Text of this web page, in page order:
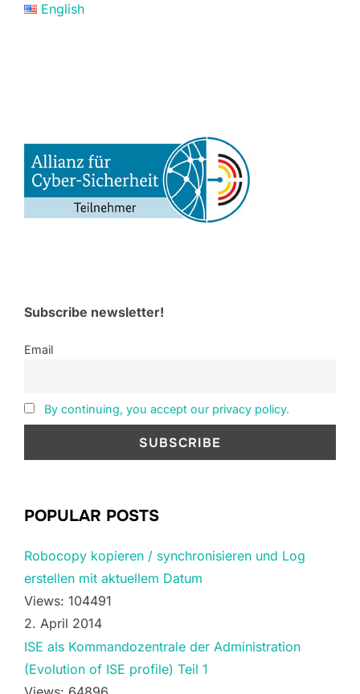
English
Subscribe newsletter!
Email
By continuing, you accept our privacy policy.
POPULAR POSTS
Robocopy kopieren / synchronisieren und Log
erstellen mit aktuellem Datum
Views: 104491
2. April 2014
ISE als Kommandozentrale der Administration
(Evolution of ISE profile) Teil 1